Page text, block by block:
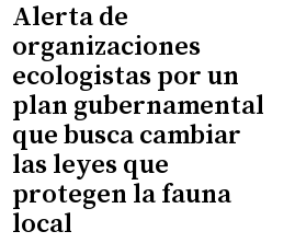
Alerta de
organizaciones
ecologistas por un
plan gubernamental
que busca cambiar
las leyes que
protegen la fauna
local